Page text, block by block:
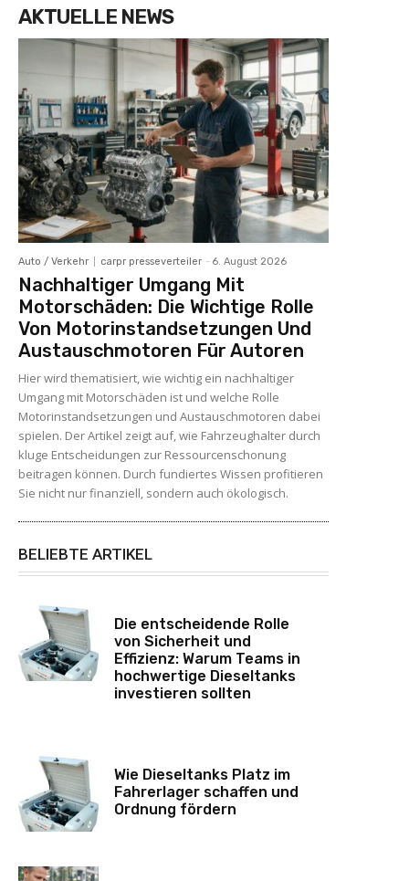
AKTUELLE NEWS
Auto / Verkehr carpr presseverteiler - 6. August 2026
Nachhaltiger Umgang Mit
Motorschäden: Die Wichtige Rolle
Von Motorinstandsetzungen Und
Austauschmotoren Für Autoren
Hier wird thematisiert, wie wichtig ein nachhaltiger
Umgang mit Motorschäden ist und welche Rolle
Motorinstandsetzungen und Austauschmotoren dabei
spielen. Der Artikel zeigt auf, wie Fahrzeughalter durch
kluge Entscheidungen zur Ressourcenschonung
beitragen können. Durch fundiertes Wissen profitieren
Sie nicht nur finanziell, sondern auch ökologisch.
BELIEBTE ARTIKEL
Die entscheidende Rolle
von Sicherheit und
Effizienz: Warum Teams in
hochwertige Dieseltanks
investieren sollten
Wie Dieseltanks Platz im
Fahrerlager schaffen und
Ordnung fördern